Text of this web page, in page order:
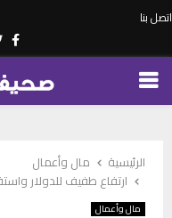
اتصل بنا
PRIMARY
الرئيسية
مال وأعمال
ارتفاع طفيف للدولار
مال وأعمال